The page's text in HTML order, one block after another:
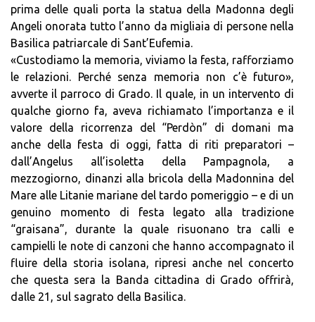
prima delle quali porta la statua della Madonna degli
Angeli onorata tutto l’anno da migliaia di persone nella
Basilica patriarcale di Sant’Eufemia.
«Custodiamo la memoria, viviamo la festa, rafforziamo
le relazioni. Perché senza memoria non c’è futuro»,
avverte il parroco di Grado. Il quale, in un intervento di
qualche giorno fa, aveva richiamato l’importanza e il
valore della ricorrenza del “Perdòn” di domani ma
anche della festa di oggi, fatta di riti preparatori –
dall’Angelus all’isoletta della Pampagnola, a
mezzogiorno, dinanzi alla bricola della Madonnina del
Mare alle Litanie mariane del tardo pomeriggio – e di un
genuino momento di festa legato alla tradizione
“graisana”, durante la quale risuonano tra calli e
campielli le note di canzoni che hanno accompagnato il
fluire della storia isolana, ripresi anche nel concerto
che questa sera la Banda cittadina di Grado offrirà,
dalle 21, sul sagrato della Basilica.